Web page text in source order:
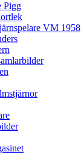
Pigg
VM 1958